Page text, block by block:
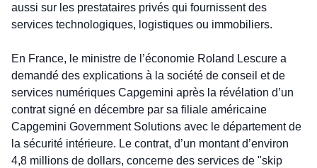
aussi sur les prestataires privés qui fournissent des
services technologiques, logistiques ou immobiliers.
En France, le ministre de l’économie Roland Lescure a
demandé des explications à la société de conseil et de
services numériques Capgemini après la révélation d’un
contrat signé en décembre par sa filiale américaine
Capgemini Government Solutions avec le département de
la sécurité intérieure. Le contrat, d’un montant d’environ
4,8 millions de dollars, concerne des services de "skip